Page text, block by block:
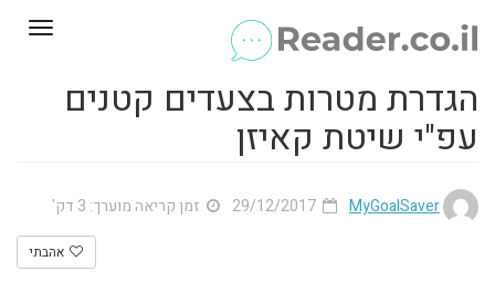
הגדרת מטרות בצעדים קטנים
עפ"י שיטת קאיזן
MyGoalSaver זמן קריאה מוערך: 3 דק'
אהבתי